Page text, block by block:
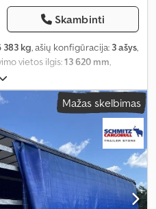
Skambinti
383 kg, ašių konfigūracija: 3 ašys,
vietos ilgis:13 620 mm,
, krovos erdvės aukštis:
pakaba:oras, padangos dydis:
, Gamybos metai:2020, Įranga:
Mažas skelbimas